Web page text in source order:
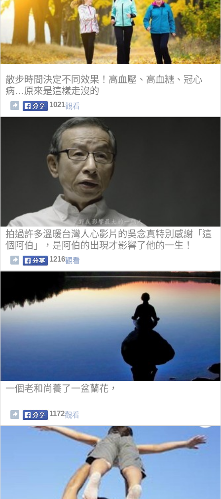
散步時間決定不同效果！高血壓、高血糖、冠心
病…原來是這樣走沒的
1021觀看
拍過許多溫暖台灣人心影片的吳念真特別感謝「這
個阿伯」，是阿伯的出現才影響了他的一生！
1216觀看
一個老和尚養了一盆蘭花，
1172觀看